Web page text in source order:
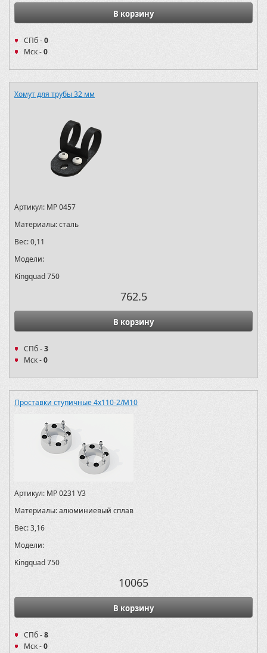
В корзину
СПб -0
Мск -0
Хомут для трубы 32 мм
Артикул: MP 0457
Материалы:сталь
Вес:0,11
Модели:
Kingquad 750
762.5
В корзину
СПб -3
Мск -0
Проставки ступичные 4х110-2/M10
Артикул: MP 0231 V3
Материалы:алюминиевый сплав
Вес:3,16
Модели:
Kingquad 750
10065
В корзину
СПб -8
Мск -0